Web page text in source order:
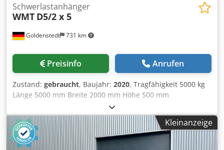
Goldenstedt 731 km
Schwerlastanhänger
WMT D5/2 x 5
Preisinfo Anrufen
Zustand: gebraucht, Baujahr: 2020, Tragfähigkeit 5000 kg
Länge 5000 mm Breite 2000 mm Höhe 500 mm
Eigengewicht 1250 kg Gesamtlänge ca. 6300 mm
Transportabmessungen ca. 5900x2000x500 mm
neuwertiger Zustand, bisher nur 3 mal eingesetzt
Schwerlastanhänger mit Doppel-Drehschemel-Lenkung -
kleiner Wendekreis - Kippsicher da
Kleinanzeige